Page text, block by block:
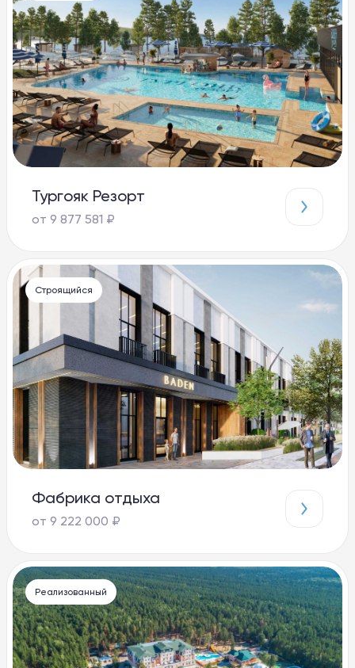
Тургояк Резорт
от 9 877 581 ₽
Строящийся
Фабрика отдыха
от 9 222 000 ₽
Реализованный